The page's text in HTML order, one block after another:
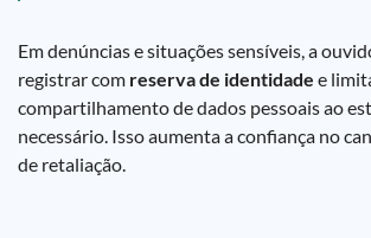
Em denúncias e situações sensíveis, a
registrar com reserva de identidade e
compartilhamento de dados pessoais ao
necessário. Isso aumenta a confiança no
de retaliação.